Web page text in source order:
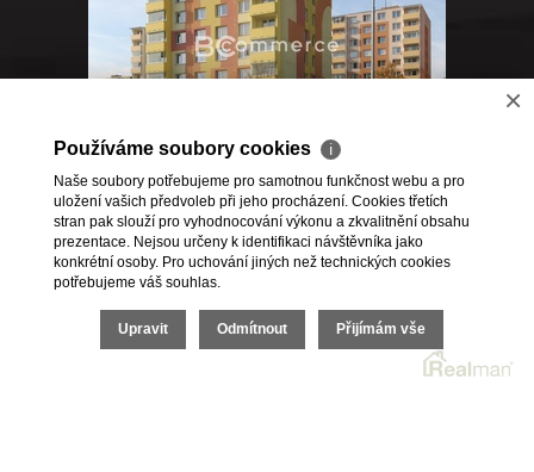
<<1,2
2026 © BC Commerce s.r.o., všechna práva vyhrazena |
Povinně zveřejňované informace
Realitní SWRealman
×
Používáme soubory cookies ℹ
Naše soubory potřebujeme pro samotnou funkčnost webu a pro
uložení vašich předvoleb při jeho procházení. Cookies třetích
stran pak slouží pro vyhodnocování výkonu a zkvalitnění obsahu
prezentace. Nejsou určeny k identifikaci návštěvníka jako
konkrétní osoby. Pro uchování jiných než technických cookies
potřebujeme váš souhlas.
Upravit Odmítnout Přijímám vše